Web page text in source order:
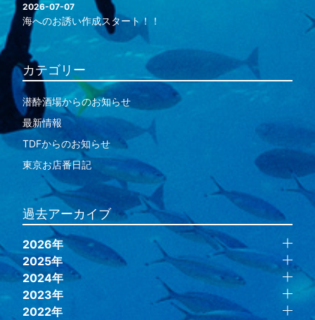
2026-07-07
海へのお誘い作成スタート！！
カテゴリー
潜酔酒場からのお知らせ
最新情報
TDFからのお知らせ
東京お店番日記
過去アーカイブ
2026年
2025年
2024年
2023年
2022年